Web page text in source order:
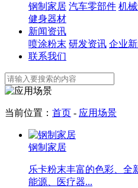
钢制家居 汽车零部件 机
健身器材
新闻资讯
喷涂粉末 研发资讯 企业
联系我们
当前位置： 首页 - 应用场景
钢制家居
乐卡粉末丰富的色彩、全
能源、医疗器...